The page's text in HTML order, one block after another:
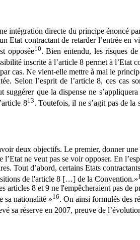
intégration directe du principe énoncé
Etat contractant de retarder l’entrée en
opposée10. Bien entendu, les risques
inscrite à l’article 8 permet à l’Etat
cas. Ne vient-elle mettre à mal le
Selon l’esprit de l’article 8, ces cas
suggérer que la dispense ne s’appliquera
813. Toutefois, il ne s’agit pas de la
deux objectifs. Le premier, donner
ne veut pas se voir opposer. En
Tout d’abord, certains Etats
de l'article 8 […] de la Convention.»
8 et 9 ne l'empêcheraient pas de
sa nationalité »16. On ainsi formulés des
sa réserve en 2007, preuve de